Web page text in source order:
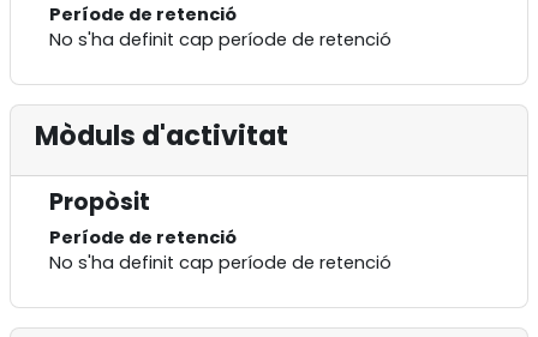
Període de retenció
No s'ha definit cap període de retenció
Mòduls d'activitat
Propòsit
Període de retenció
No s'ha definit cap període de retenció